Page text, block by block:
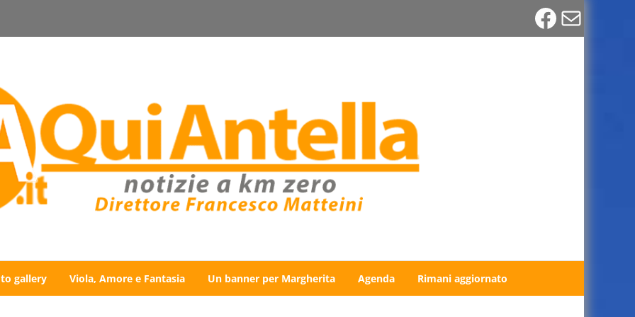
Email
gallery Viola, Amore e Fantasia Un banner per Margherita Agenda Rimani aggiornato